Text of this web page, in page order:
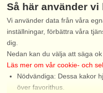
Så här använder
Vi använder data från våra
inställningar, förbättra våra
dig.
Nedan kan du välja att säga
Läs mer om vår cookie- och
Nödvändiga: Dessa kakor
över favorithus.
Snak